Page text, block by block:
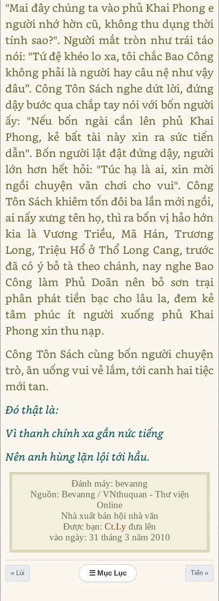
"Mai đây chúng ta vào phủ Khai Phong e
người nhớ hờn cũ, không thu dụng thời
tính sao?". Người mắt tròn như trái táo
nói: "Tứ đệ khéo lo xa, tôi chắc Bao Công
không phải là người hay câu nệ như vậy
đâu”. Công Tôn Sách nghe dứt lời, đứng
dậy bước qua chắp tay nói với bốn người
ấy: "Nếu bốn ngài cần lên phủ Khai
Phong, kẻ bất tài này xin ra sức tiến
dẫn". Bốn người lật đật đứng dậy, người
lớn hơn hết hỏi: "Túc hạ là ai, xin mời
ngồi chuyện vãn chơi cho vui". Công
Tôn Sách khiêm tốn đôi ba lần mới ngồi,
ai nấy xưng tên họ, thì ra bốn vị hảo hớn
kia là Vương Triều, Mã Hán, Trương
Long, Triệu Hổ ở Thổ Long Cang, trước
đã có ý bỏ tà theo chánh, nay nghe Bao
Công làm Phủ Doãn nên bỏ sơn trại
phân phát tiền bạc cho lâu la, đem kẻ
tâm phúc ít người xuống phủ Khai
Phong xin thu nạp.
Công Tôn Sách cùng bốn người chuyện
trò, ăn uống vui vẻ lắm, tới canh hai tiệc
mới tan.
Đó thật là:
Vì thanh chính xa gần nức tiếng
Nên anh hùng lặn lội tới hầu.
Đánh máy: bevanng
Nguồn: Bevanng / VNthuquan - Thư viện
Online
Nhà xuất bản hội nhà văn
Được bạn: Ct.Ly đưa lên
vào ngày: 31 tháng 3 năm 2010
« Lùi ☰ Mục Lục Tiến »